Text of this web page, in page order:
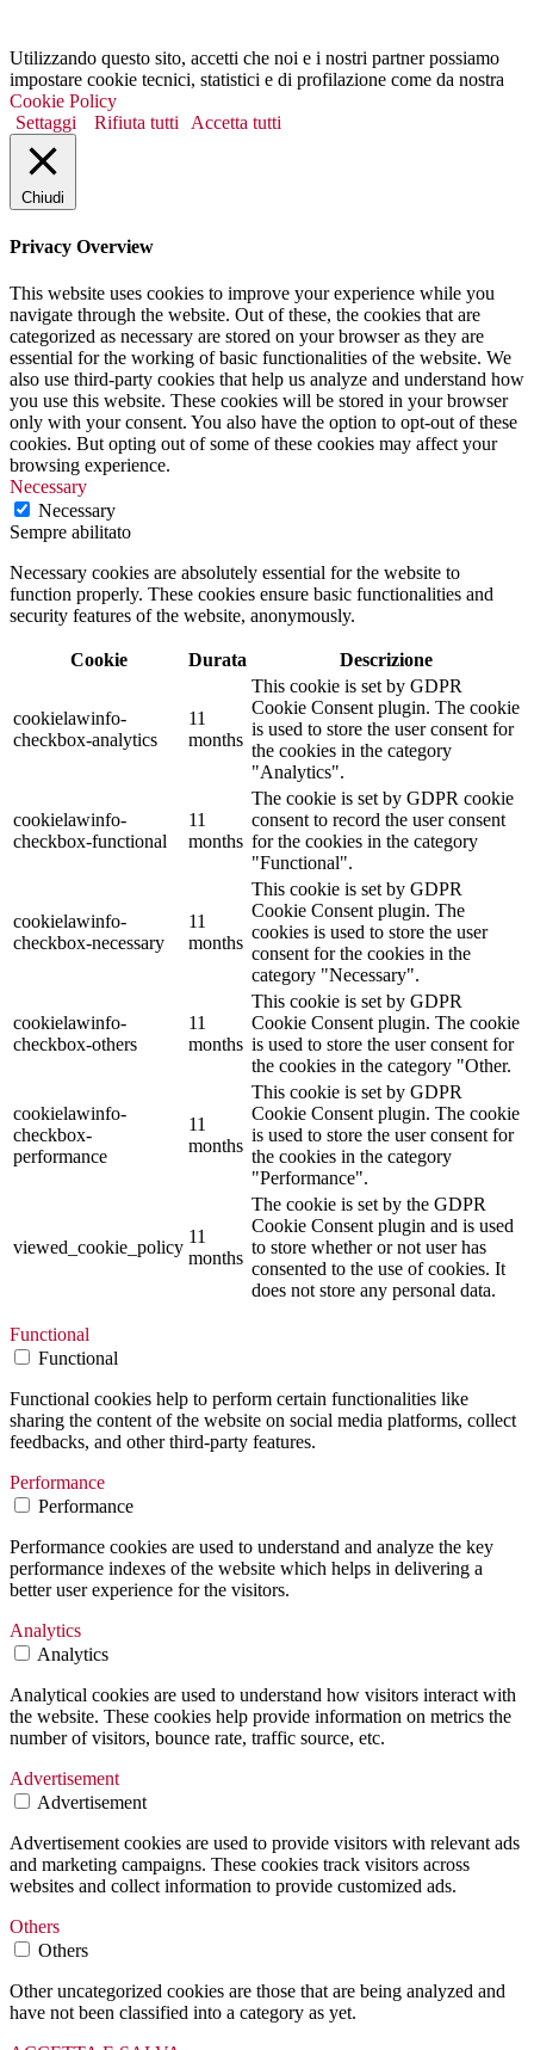
Utilizzando questo sito, accetti che noi e i nostri partner possiamo
impostare cookie tecnici, statistici e di profilazione come da nostra
Cookie Policy
Settaggi
Rifiuta tutti Accetta tutti
Chiudi
Privacy Overview
This website uses cookies to improve your experience while you
navigate through the website. Out of these, the cookies that are
categorized as necessary are stored on your browser as they are
essential for the working of basic functionalities of the website. We
also use third-party cookies that help us analyze and understand how
you use this website. These cookies will be stored in your browser
only with your consent. You also have the option to opt-out of these
cookies. But opting out of some of these cookies may affect your
browsing experience.
Necessary
Necessary
Sempre abilitato
Necessary cookies are absolutely essential for the website to
function properly. These cookies ensure basic functionalities and
security features of the website, anonymously.
Cookie Durata Descrizione
cookielawinfo-
checkbox-analytics
11
months
This cookie is set by GDPR
Cookie Consent plugin. The cookie
is used to store the user consent for
the cookies in the category
"Analytics".
cookielawinfo-
checkbox-functional
11
months
The cookie is set by GDPR cookie
consent to record the user consent
for the cookies in the category
"Functional".
cookielawinfo-
checkbox-necessary
11
months
This cookie is set by GDPR
Cookie Consent plugin. The
cookies is used to store the user
consent for the cookies in the
category "Necessary".
cookielawinfo-
checkbox-others
11
months
This cookie is set by GDPR
Cookie Consent plugin. The cookie
is used to store the user consent for
the cookies in the category "Other.
cookielawinfo-
checkbox-
performance
11
months
This cookie is set by GDPR
Cookie Consent plugin. The cookie
is used to store the user consent for
the cookies in the category
"Performance".
viewed_cookie_policy
11
months
The cookie is set by the GDPR
Cookie Consent plugin and is used
to store whether or not user has
consented to the use of cookies. It
does not store any personal data.
Functional
Functional
Functional cookies help to perform certain functionalities like
sharing the content of the website on social media platforms, collect
feedbacks, and other third-party features.
Performance
Performance
Performance cookies are used to understand and analyze the key
performance indexes of the website which helps in delivering a
better user experience for the visitors.
Analytics
Analytics
Analytical cookies are used to understand how visitors interact with
the website. These cookies help provide information on metrics the
number of visitors, bounce rate, traffic source, etc.
Advertisement
Advertisement
Advertisement cookies are used to provide visitors with relevant ads
and marketing campaigns. These cookies track visitors across
websites and collect information to provide customized ads.
Others
Others
Other uncategorized cookies are those that are being analyzed and
have not been classified into a category as yet.